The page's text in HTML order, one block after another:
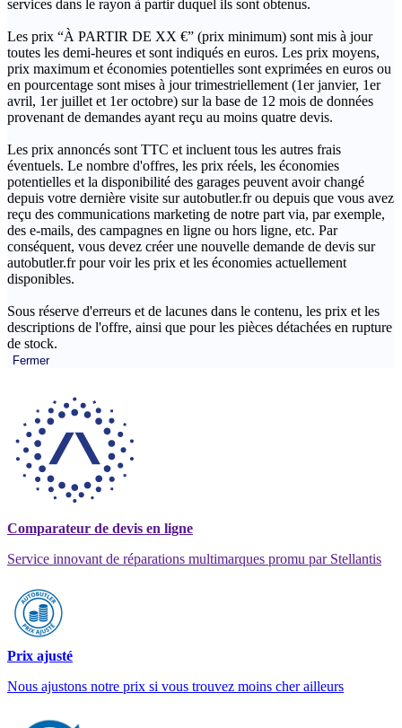
services dans le rayon à partir duquel ils sont obtenus.
Les prix “À PARTIR DE XX €” (prix minimum) sont mis à jour
toutes les demi-heures et sont indiqués en euros. Les prix moyens,
prix maximum et économies potentielles sont exprimées en euros ou
en pourcentage sont mises à jour trimestriellement (1er janvier, 1er
avril, 1er juillet et 1er octobre) sur la base de 12 mois de données
provenant de demandes ayant reçu au moins quatre devis.
Les prix annoncés sont TTC et incluent tous les autres frais
éventuels. Le nombre d'offres, les prix réels, les économies
potentielles et la disponibilité des garages peuvent avoir changé
depuis votre dernière visite sur autobutler.fr ou depuis que vous avez
reçu des communications marketing de notre part via, par exemple,
des e-mails, des campagnes en ligne ou hors ligne, etc. Par
conséquent, vous devez créer une nouvelle demande de devis sur
autobutler.fr pour voir les prix et les économies actuellement
disponibles.
Sous réserve d'erreurs et de lacunes dans le contenu, les prix et les
descriptions de l'offre, ainsi que pour les pièces détachées en rupture
de stock.
Fermer
Comparateur de devis en ligne
Service innovant de réparations multimarques promu par Stellantis
Prix ajusté
Nous ajustons notre prix si vous trouvez moins cher ailleurs